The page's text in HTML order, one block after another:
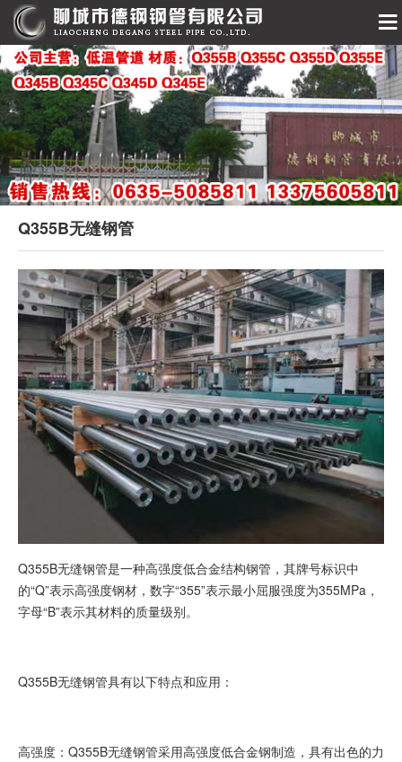
Q355B无缝钢管
Q355B无缝钢管是一种高强度低合金结构钢管，其牌号标识中
的“Q”表示高强度钢材，数字“355”表示最小屈服强度为355MPa，
字母“B”表示其材料的质量级别。
Q355B无缝钢管具有以下特点和应用：
高强度：Q355B无缝钢管采用高强度低合金钢制造，具有出色的力